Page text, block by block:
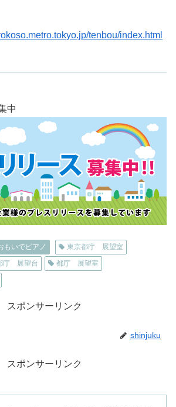
tenbou/index.html
中
もいでピアノ
東京都庁 展望室
庁 展望台
都庁 展望室
スポンサーリンク
shinjuku
スポンサーリンク